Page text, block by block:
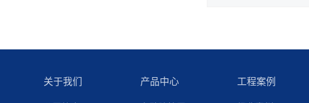
关于我们 产品中心 工程案例